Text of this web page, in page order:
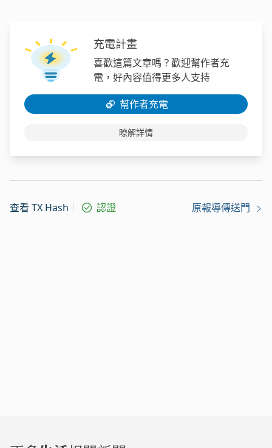
充電計畫
喜歡這篇文章嗎？歡迎幫作者充
電，好內容值得更多人支持
幫作者充電
瞭解詳情
查看 TX Hash 認證 原報導傳送門